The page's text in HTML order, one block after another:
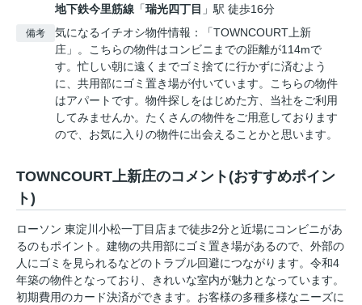
地下鉄今里筋線 「瑞光四丁目 」駅 徒歩16分
備考
気になるイチオシ物件情報：「TOWNCOURT上新
庄」。こちらの物件はコンビニまでの距離が114mで
す。忙しい朝に遠くまでゴミ捨てに行かずに済むよう
に、共用部にゴミ置き場が付いています。こちらの物件
はアパートです。物件探しをはじめた方、当社をご利用
してみませんか。たくさんの物件をご用意しております
ので、お気に入りの物件に出会えることかと思います。
TOWNCOURT上新庄のコメント(おすすめポイン
ト)
ローソン 東淀川小松一丁目店まで徒歩2分と近場にコンビニがあ
るのもポイント。建物の共用部にゴミ置き場があるので、外部の
人にゴミを見られるなどのトラブル回避につながります。令和4
年築の物件となっており、きれいな室内が魅力となっています。
初期費用のカード決済ができます。お客様の多種多様なニーズに